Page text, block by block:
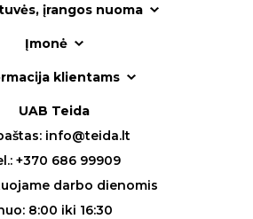
įrangos nuoma
Įmonė
klientams
UAB Teida
info@teida.lt
+370 686 99909
darbo dienomis
8:00 iki 16:30